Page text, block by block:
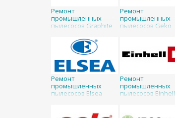
Ремонт
промышленных
пылесосов Graphite
Ремонт
промышленных
пылесосов Geko
Ремонт
промышленных
пылесосов Elsea
Ремонт
промышленных
пылесосов Einhell